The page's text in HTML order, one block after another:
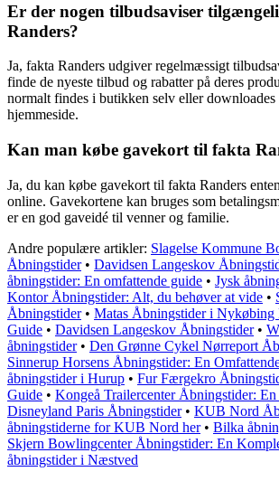
Er der nogen tilbudsaviser
Randers?
Ja, fakta Randers udgiver regelmæssigt
finde de nyeste tilbud og rabatter på deres
normalt findes i butikken selv eller downloades
hjemmeside.
Kan man købe gavekort til fakta
Ja, du kan købe gavekort til fakta Randers
online. Gavekortene kan bruges som
er en god gaveidé til venner og familie.
Andre populære artikler: Slagelse Kommune
Åbningstider• Davidsen Langeskov
åbningstider: En omfattende guide • Jysk
Kontor Åbningstider: Alt, du behøver at vide •
Åbningstider• Matas Åbningstider i Nykøbing
Guide • Davidsen Langeskov Åbningstider•
åbningstider• Den Grønne Cykel Nørreport
Sinnerup Horsens Åbningstider: En
åbningstider i Hurup • Fur Færgekro
Guide • Kongeå Trailercenter Åbningstider:
Disneyland Paris Åbningstider• KUB Nord
åbningstiderne for KUB Nord her• Bilka
Skjern Bowlingcenter Åbningstider: En
åbningstider i Næstved